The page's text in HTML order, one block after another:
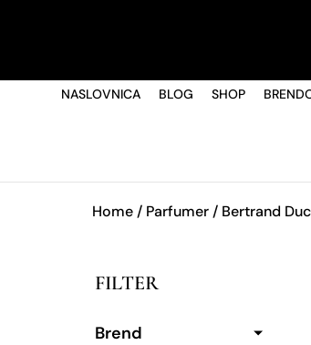
NASLOVNICA BLOG SHOP
Home/ Parfumer / Bertrand
FILTER
Brend